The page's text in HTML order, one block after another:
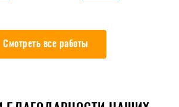
Смотреть все работы